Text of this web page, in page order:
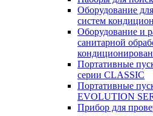
Оборудование
систем
Оборудование и
санитарной
Портативные
серии CLASSIC
Портативные
EVOLUTION
Прибор для